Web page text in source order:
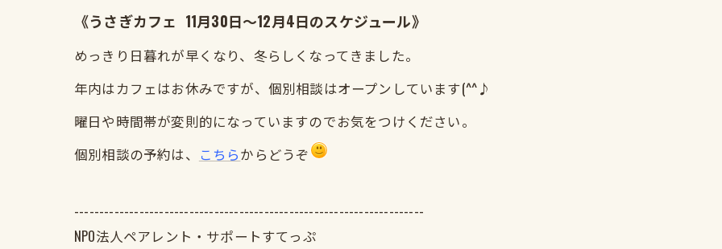
《うさぎカフェ 11月30日～12月4日のスケジュール》
めっきり日暮れが早くなり、冬らしくなってきました。
年内はカフェはお休みですが、個別相談はオープンしています(^^♪
曜日や時間帯が変則的になっていますのでお気をつけください。
個別相談の予約は、 こちらからどうぞ
----------------------------------------------------------------------
NPO法人ペアレント・サポートすてっぷ